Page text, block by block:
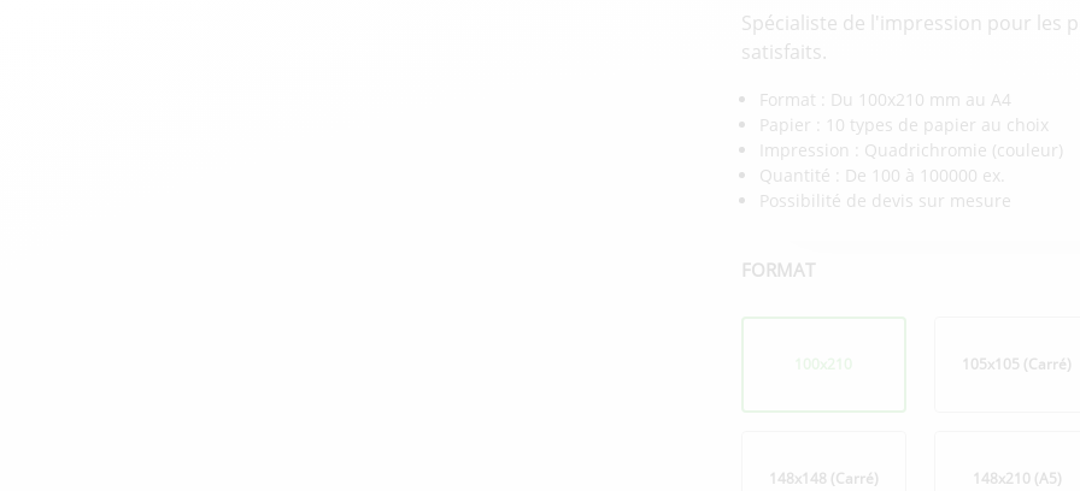
Spécialiste de l'impression pour les
satisfaits.
Format : Du 100x210 mm au A4
Papier : 10 types de papier au choix
Impression : Quadrichromie (couleur)
Quantité : De 100 à 100000 ex.
Possibilité de devis sur mesure
FORMAT
105x105 (Carré)
148x148 (Carré) 148x210 (A5)